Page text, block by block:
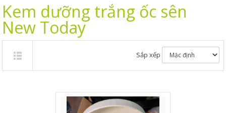
Kem dưỡng trắng ốc sên
New Today
Sắp xếp